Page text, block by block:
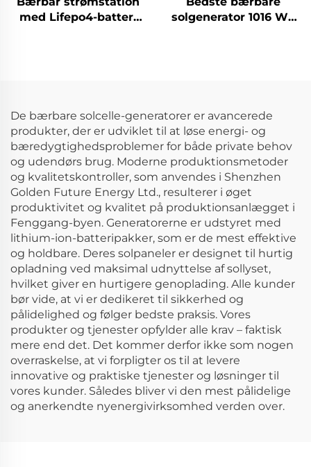
med Lifepo4-batteri
solgenerator 1016 Wh
De bærbare solcelle-generatorer er avancerede
produkter, der er udviklet til at løse energi- og
bæredygtighedsproblemer for både private behov
og udendørs brug. Moderne produktionsmetoder
og kvalitetskontroller, som anvendes i Shenzhen
Golden Future Energy Ltd., resulterer i øget
produktivitet og kvalitet på produktionsanlægget i
Fenggang-byen. Generatorerne er udstyret med
lithium-ion-batteripakker, som er de mest effektive
og holdbare. Deres solpaneler er designet til hurtig
opladning ved maksimal udnyttelse af sollyset,
hvilket giver en hurtigere genoplading. Alle kunder
bør vide, at vi er dedikeret til sikkerhed og
pålidelighed og følger bedste praksis. Vores
produkter og tjenester opfylder alle krav – faktisk
mere end det. Det kommer derfor ikke som nogen
overraskelse, at vi forpligter os til at levere
innovative og praktiske tjenester og løsninger til
vores kunder. Således bliver vi den mest pålidelige
og anerkendte nyenergivirksomhed verden over.